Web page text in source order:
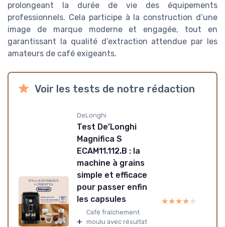
prolongeant la durée de vie des équipements
professionnels. Cela participe à la construction d’une
image de marque moderne et engagée, tout en
garantissant la qualité d’extraction attendue par les
amateurs de café exigeants.
Voir les tests de notre rédaction
DeLonghi
Test De’Longhi
Magnifica S
ECAM11.112.B : la
machine à grains
simple et efficace
pour passer enfin
les capsules
+
Café fraîchement
moulu avec résultat
★★★★★
★★★★★